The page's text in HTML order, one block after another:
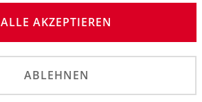
ALLE AKZEPTIEREN
ABLEHNEN